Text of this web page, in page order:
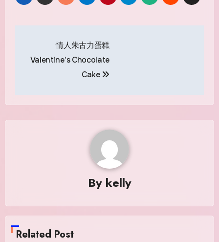
navigation
情人朱古力蛋糕
Valentine’s Chocolate
Cake
By kelly
Related Post